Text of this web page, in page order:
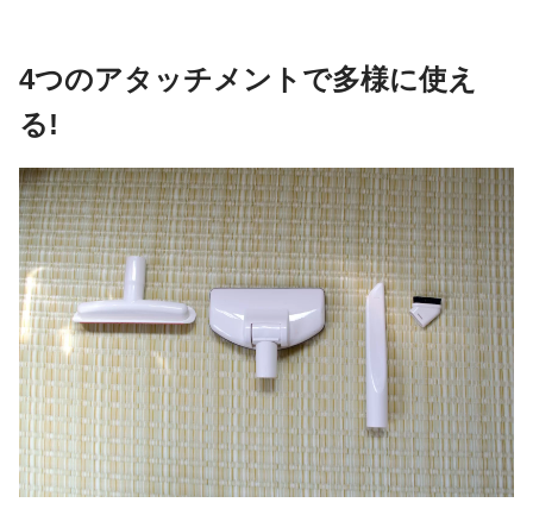
4つのアタッチメントで多様に使え
る!